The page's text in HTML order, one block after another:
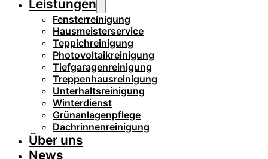
Leistungen
Fensterreinigung
Hausmeisterservice
Teppichreinigung
Photovoltaikreinigung
Tiefgaragenreinigung
Treppenhausreinigung
Unterhaltsreinigung
Winterdienst
Grünanlagenpflege
Dachrinnenreinigung
Über uns
News